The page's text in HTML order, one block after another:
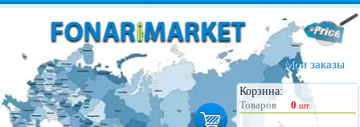
Мои заказы
Корзина:
Товаров
0 шт.